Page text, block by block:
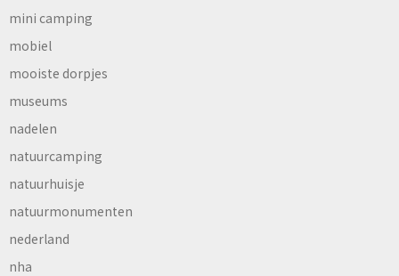
mini camping
mobiel
mooiste dorpjes
museums
nadelen
natuurcamping
natuurhuisje
natuurmonumenten
nederland
nha